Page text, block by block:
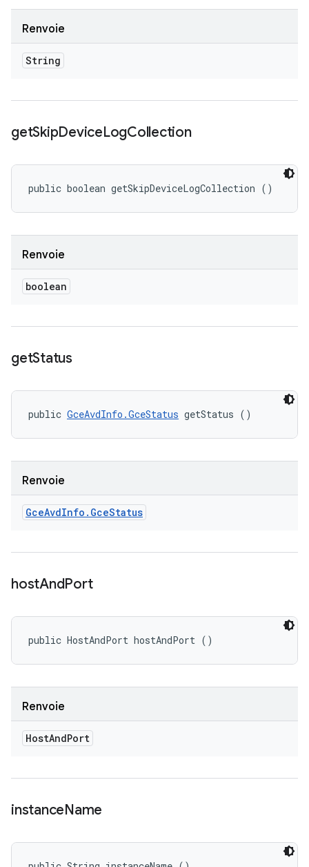
Renvoie
String
getSkipDeviceLogCollection
public boolean getSkipDeviceLogCollection ()
Renvoie
boolean
getStatus
public GceAvdInfo.GceStatus getStatus ()
Renvoie
GceAvdInfo . GceStatus
hostAndPort
public HostAndPort hostAndPort ()
Renvoie
HostAndPort
instanceName